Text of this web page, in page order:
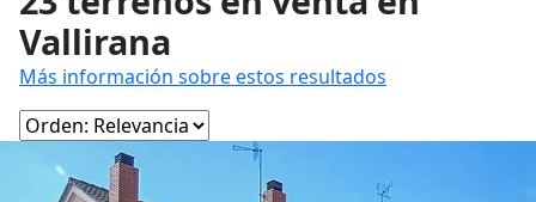
Vallirana
Más información sobre estos resultados